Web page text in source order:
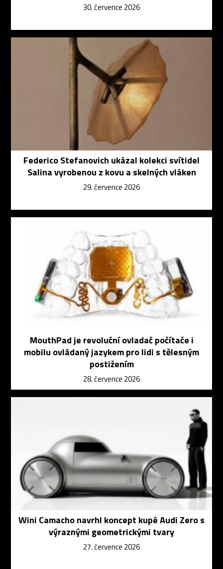
30. července 2026
Federico Stefanovich ukázal kolekci svítidel
Salina vyrobenou z kovu a skelných vláken
29. července 2026
MouthPad je revoluční ovladač počítače i
mobilu ovládaný jazykem pro lidi s tělesným
postižením
28. července 2026
Wini Camacho navrhl koncept kupé Audi Zero s
výraznými geometrickými tvary
27. července 2026